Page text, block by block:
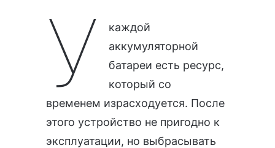
У
каждой
аккумуляторной
батареи есть ресурс,
который со
временем израсходуется. После
этого устройство не пригодно к
эксплуатации, но выбрасывать